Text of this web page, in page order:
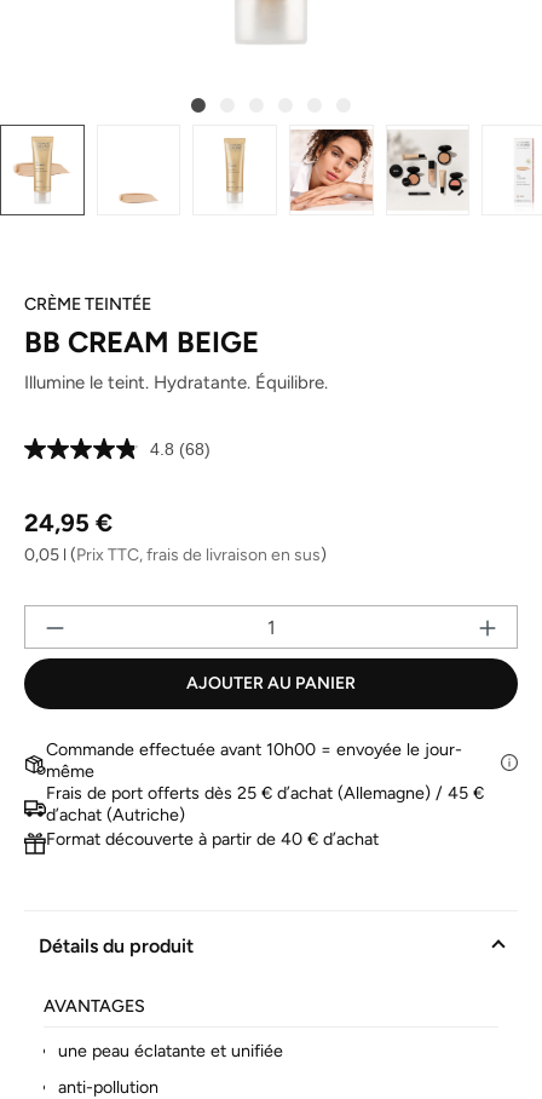
CRÈME TEINTÉE
BB CREAM BEIGE
Illumine le teint. Hydratante. Équilibre.
4.8 Lire
la
(68)
Prix régulier :
24,95 €
0,05 l (Prix TTC, frais de livraison en sus)
AJOUTER AU PANIER
Commande effectuée avant 10h00 = envoyée le jour-
même
Frais de port offerts dès 25 € d’achat (Allemagne) / 45 €
d’achat (Autriche)
Format découverte à partir de 40 € d’achat
Détails du produit
AVANTAGES
une peau éclatante et unifiée
anti-pollution